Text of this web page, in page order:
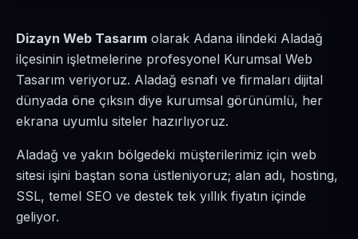
Dizayn Web Tasarım olarak Adana ilindeki Aladağ
ilçesinin işletmelerine profesyonel Kurumsal Web
Tasarım veriyoruz. Aladağ esnafı ve firmaları dijital
dünyada öne çıksın diye kurumsal görünümlü, her
ekrana uyumlu siteler hazırlıyoruz.
Aladağ ve yakın bölgedeki müşterilerimiz için web
sitesi işini baştan sona üstleniyoruz; alan adı, hosting,
SSL, temel SEO ve destek tek yıllık fiyatın içinde
geliyor.